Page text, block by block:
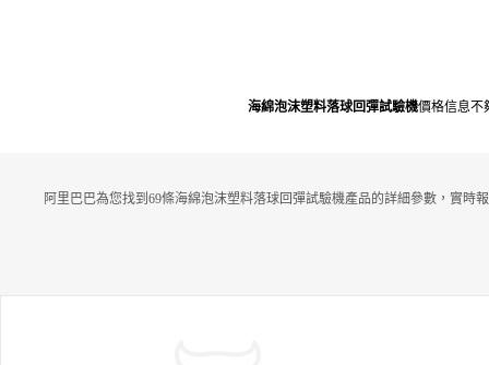
海綿泡沫塑料落球回彈試驗機價格信息不
阿里巴巴為您找到69條海綿泡沫塑料落球回彈試驗機產品的詳細參數，實時